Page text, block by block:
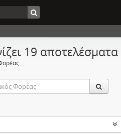
19 αποτελέσματα